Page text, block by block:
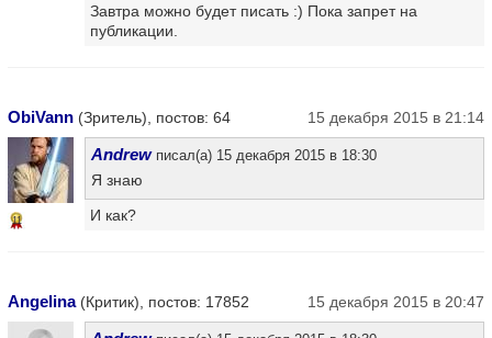
Завтра можно будет писать :) Пока запрет на
публикации.
ObiVann (Зритель), постов: 64 15 декабря 2015 в 21:14
11
Andrewписал(а) 15 декабря 2015 в 18:30
Я знаю
И как?
Angelina(Критик), постов: 17852 15 декабря 2015 в 20:47